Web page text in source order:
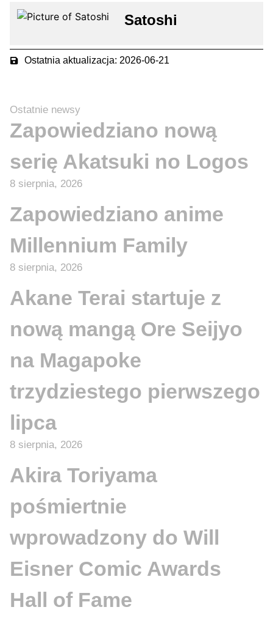
Satoshi
Ostatnia aktualizacja: 2026-06-21
Ostatnie newsy
Zapowiedziano nową
serię Akatsuki no Logos
8 sierpnia, 2026
Zapowiedziano anime
Millennium Family
8 sierpnia, 2026
Akane Terai startuje z
nową mangą Ore Seijyo
na Magapoke
trzydziestego pierwszego
lipca
8 sierpnia, 2026
Akira Toriyama
pośmiertnie
wprowadzony do Will
Eisner Comic Awards
Hall of Fame